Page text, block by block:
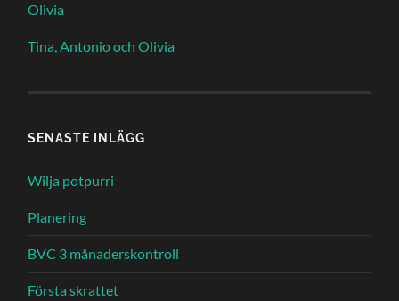
Olivia
Tina, Antonio och Olivia
SENASTE INLÄGG
Wilja potpurri
Planering
BVC 3 månaderskontroll
Första skrattet